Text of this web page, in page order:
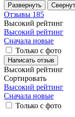
Развернуть
Отзывы 185
Высокий рейтинг
Высокий рейтинг
Сначала новые
Только с фото
Написать отзыв
Высокий рейтинг
Сортировать
Высокий рейтинг
Сначала новые
Только с фото